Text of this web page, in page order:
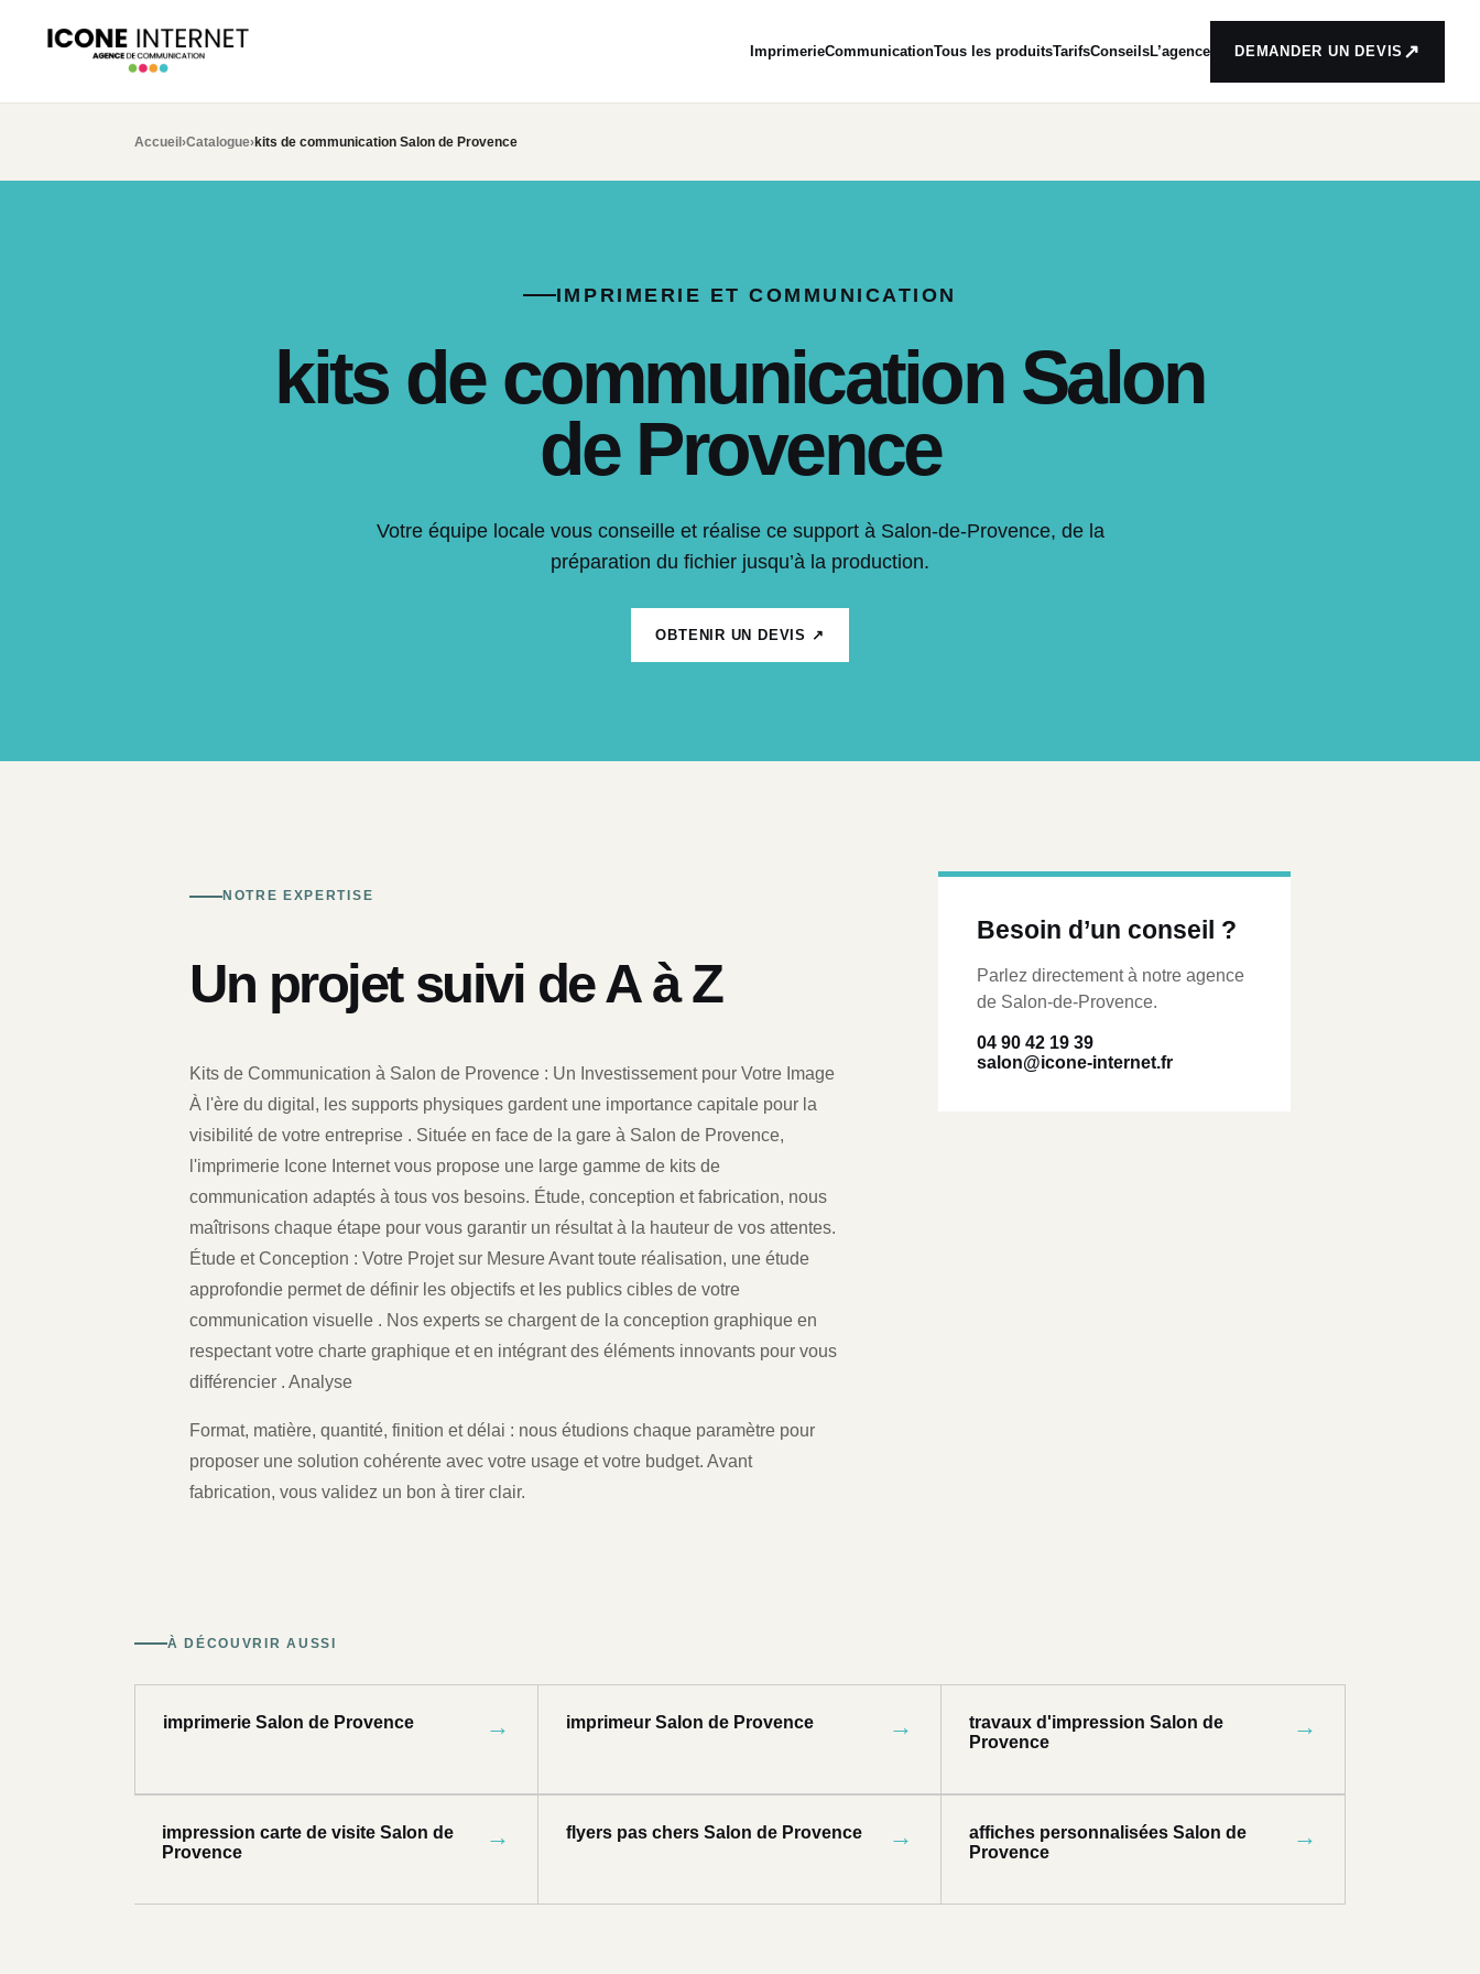
ImprimerieCommunicationTous les produitsTarifsConseilsL’agence DEMANDER UN DEVIS ↗
Accueil ›Catalogue›kits de communication Salon de Provence
IMPRIMERIE ET COMMUNICATION
kits de communication Salon
de Provence
Votre équipe locale vous conseille et réalise ce support à Salon-de-Provence, de la
préparation du fichier jusqu’à la production.
OBTENIR UN DEVIS ↗
NOTRE EXPERTISE
Un projet suivi de A à Z
Kits de Communication à Salon de Provence : Un Investissement pour Votre Image
À l'ère du digital, les supports physiques gardent une importance capitale pour la
visibilité de votre entreprise . Située en face de la gare à Salon de Provence,
l'imprimerie Icone Internet vous propose une large gamme de kits de
communication adaptés à tous vos besoins. Étude, conception et fabrication, nous
maîtrisons chaque étape pour vous garantir un résultat à la hauteur de vos attentes.
Étude et Conception : Votre Projet sur Mesure Avant toute réalisation, une étude
approfondie permet de définir les objectifs et les publics cibles de votre
communication visuelle . Nos experts se chargent de la conception graphique en
respectant votre charte graphique et en intégrant des éléments innovants pour vous
différencier . Analyse
Format, matière, quantité, finition et délai : nous étudions chaque paramètre pour
proposer une solution cohérente avec votre usage et votre budget. Avant
fabrication, vous validez un bon à tirer clair.
Besoin d’un conseil ?
Parlez directement à notre agence
de Salon-de-Provence.
04 90 42 19 39
salon@icone-internet.fr
À DÉCOUVRIR AUSSI
imprimerie Salon de Provence → imprimeur Salon de Provence →
travaux d'impression Salon de
Provence
→
impression carte de visite Salon de
Provence
→ flyers pas chers Salon de Provence →
affiches personnalisées Salon de
Provence
→